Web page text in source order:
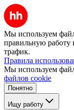
Мы используем
правильную работу
трафик.
Правила
Мы используем
файлов cookie
Понятно
Ищу работу